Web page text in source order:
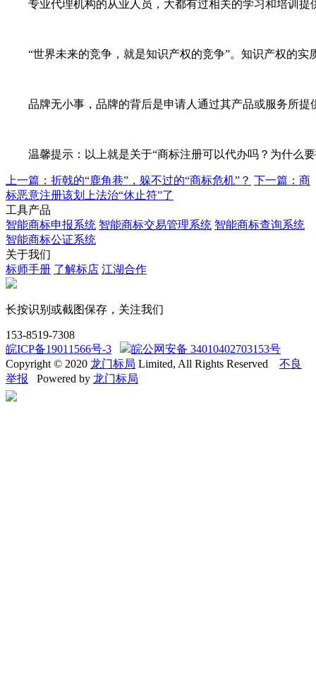
专业代理机构的从业人员，大都有过相关的学习和培训提
“世界未来的竞争，就是知识产权的竞争”。知识产权的实
品牌无小事，品牌的背后是申请人通过其产品或服务所提
温馨提示：以上就是关于“商标注册可以代办吗？为什么要
上一篇：折戟的“鹿角巷”，躲不过的“商标危机”？ 下一篇：商
标恶意注册该划上法治“休止符”了
工具产品
智能商标申报系统 智能商标交易管理系统 智能商标查询系统
智能商标公证系统
关于我们
标师手册 了解标店 江湖合作
长按识别或截图保存，关注我们
153-8519-7308
皖ICP备19011566号-3
皖公网安备 34010402703153号
Copyright © 2020 龙门标局 Limited, All Rights Reserved 不良
举报 Powered by 龙门标局